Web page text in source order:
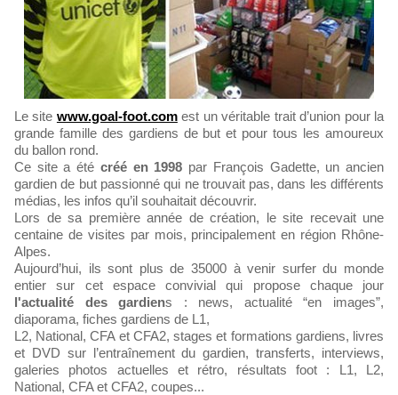
Le site www.goal-foot.comest un véritable trait d’union pour la
grande famille des gardiens de but et pour tous les amoureux
du ballon rond.
Ce site a été créé en 1998 par François Gadette, un ancien
gardien de but passionné qui ne trouvait pas, dans les différents
médias, les infos qu’il souhaitait découvrir.
Lors de sa première année de création, le site recevait une
centaine de visites par mois, principalement en région Rhône-
Alpes.
Aujourd’hui, ils sont plus de 35000 à venir surfer du monde
entier sur cet espace convivial qui propose chaque jour
l'actualité des gardiens : news, actualité “en images”,
diaporama, fiches gardiens de L1,
L2, National, CFA et CFA2, stages et formations gardiens, livres
et DVD sur l’entraînement du gardien, transferts, interviews,
galeries photos actuelles et rétro, résultats foot : L1, L2,
National, CFA et CFA2, coupes...